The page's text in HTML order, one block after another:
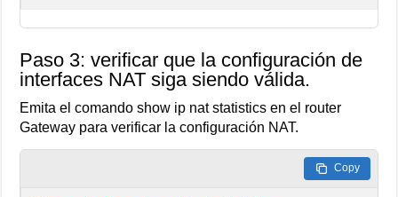
Paso 3: verificar que la configuración de
interfaces NAT siga siendo válida.
Emita el comando show ip nat statistics en el router
Gateway para verificar la configuración NAT.
Copy